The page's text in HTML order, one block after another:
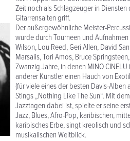
Zeit noch als Schlagzeuger in
Gitarrensaiten griff.
Der außergewöhnliche Meister-
wurde durch Tourneen und
Wilson, Lou Reed, Geri Allen, David
Marsalis, Tori Amos, Bruce
Zwanzig Jahre, in denen MINO
anderer Künstler einen Hauch von
(für viele eines der besten Davis-Alben
Stings „Nothing Like The Sun“. Mit
Jazztagen dabei ist, spielte er seine
Jazz, Blues, Afro-Pop, karibischen,
karibisches Erbe, singt kreolisch und
musikalischen Weitblick.